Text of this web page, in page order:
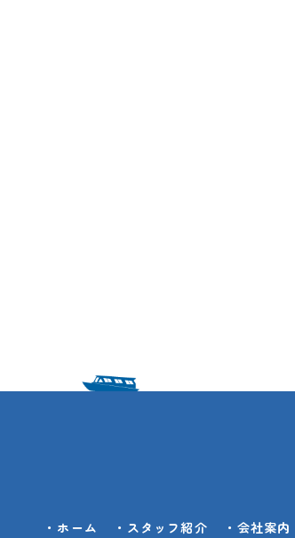
・ホーム ・スタッフ紹介 ・会社案内